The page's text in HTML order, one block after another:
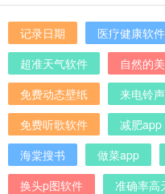
记录日期 医疗健康软件
超准天气软件
自然的
免费动态壁纸
来电铃声
免费听歌软件
减肥app
海棠搜书
做菜app
换头p图软件
准确率高